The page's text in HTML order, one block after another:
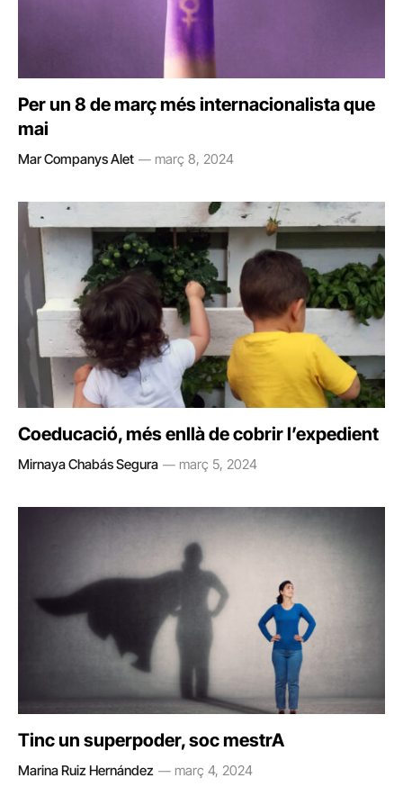
Per un 8 de març més internacionalista que
mai
Mar Companys Alet març 8, 2024
Coeducació, més enllà de cobrir l’expedient
Mirnaya Chabás Segura març 5, 2024
Tinc un superpoder, soc mestrA
Marina Ruiz Hernández març 4, 2024